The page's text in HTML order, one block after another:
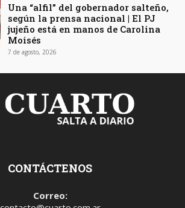
Una “alfil” del gobernador salteño,
según la prensa nacional | El PJ
jujeño está en manos de Carolina
Moisés
7 de agosto, 2026
CONTÁCTENOS
Correo: